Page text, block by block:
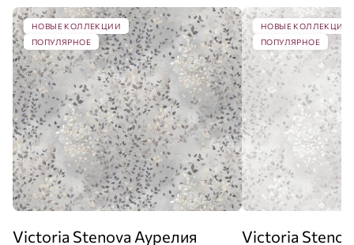
НОВЫЕ КОЛЛЕКЦИИ
ПОПУЛЯРНОЕ
Victoria Stenova Аурелия
НОВЫЕ КОЛЛЕКЦИИ
ПОПУЛЯРНОЕ
Victoria